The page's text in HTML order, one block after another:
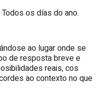
Todos os días do ano.
ao lugar onde se
de resposta breve e
reais, cos
ao contexto no que